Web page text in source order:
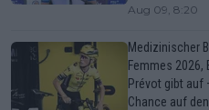
Aug 09, 8:20
Medizinischer
Femmes 2026,
Prévot gibt auf
Chance auf